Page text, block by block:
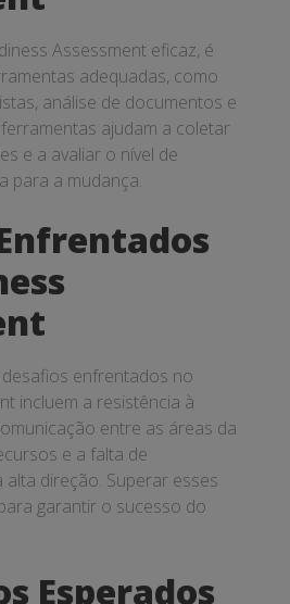
Assessment eficaz, é
adequadas, como
análise de documentos e
ajudam a coletar
e a avaliar o nível de
para a mudança.
enfrentados no
incluem a resistência à
entre as áreas da
e a falta de
direção. Superar esses
garantir o sucesso do
Esperados